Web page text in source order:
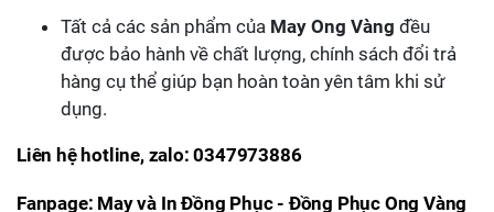
Tất cả các sản phẩm của May Ong Vàng đều
được bảo hành về chất lượng, chính sách đổi trả
hàng cụ thể giúp bạn hoàn toàn yên tâm khi sử
dụng.
Liên hệ hotline, zalo: 0347973886
Fanpage: May và In Đồng Phục - Đồng Phục Ong Vàng